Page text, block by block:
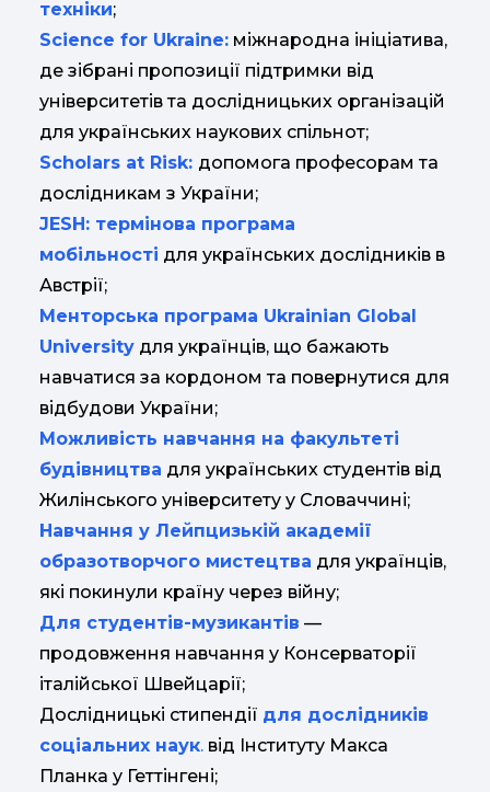
техніки;
Science for Ukraine: міжнародна ініціатива,
де зібрані пропозиції підтримки від
університетів та дослідницьких організацій
для українських наукових спільнот;
Scholars at Risk: допомога професорам та
дослідникам з України;
JESH: термінова програма
мобільності для українських дослідників в
Австрії;
Менторська програма Ukrainian Global
University для українців, що бажають
навчатися за кордоном та повернутися для
відбудови України;
Можливість навчання на факультеті
будівництва для українських студентів від
Жилінського університету у Словаччині;
Навчання у Лейпцизькій академії
образотворчого мистецтва для українців,
які покинули країну через війну;
Для студентів-музикантів —
продовження навчання у Консерваторії
італійської Швейцарії;
Дослідницькі стипендії для дослідників
соціальних наук. від Інституту Макса
Планка у Геттінгені;